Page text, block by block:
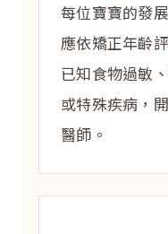
每位寶寶的發
應依矯正年齡
已知食物過敏
或特殊疾病，
醫師。